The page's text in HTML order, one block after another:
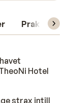
Praktisk
Hotel
strax intill